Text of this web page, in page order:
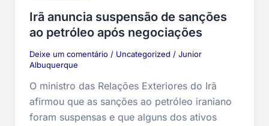
Irã anuncia suspensão de sanções
ao petróleo após negociações
Deixe um comentário / Uncategorized / Junior
Albuquerque
O ministro das Relações Exteriores do Irã
afirmou que as sanções ao petróleo iraniano
foram suspensas e que alguns dos ativos